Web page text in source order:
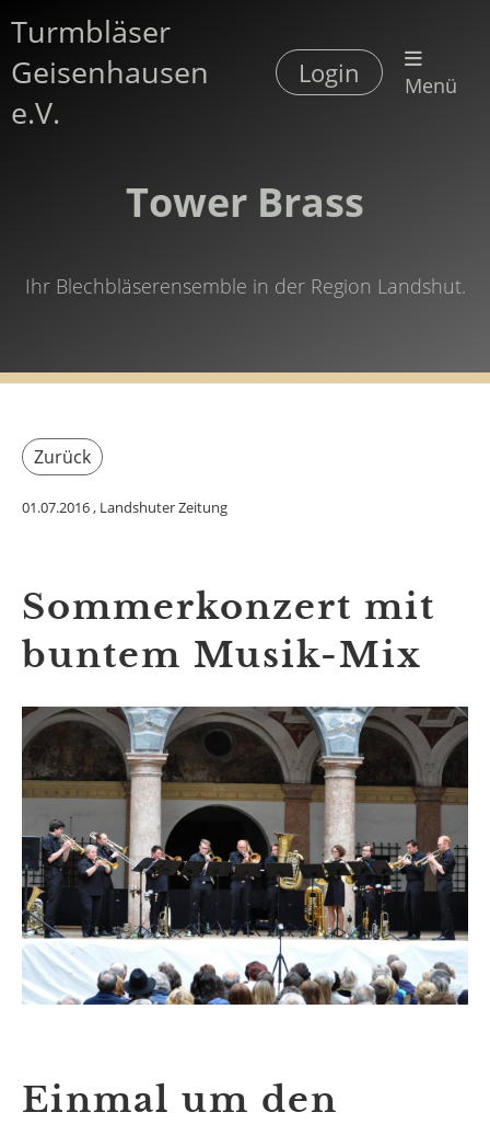
Turmbläser
Geisenhausen
e.V.
Login Menü
Tower Brass
Ihr Blechbläserensemble in der Region Landshut.
Zurück
01.07.2016, Landshuter Zeitung
Sommerkonzert mit
buntem Musik-Mix
Einmal um den